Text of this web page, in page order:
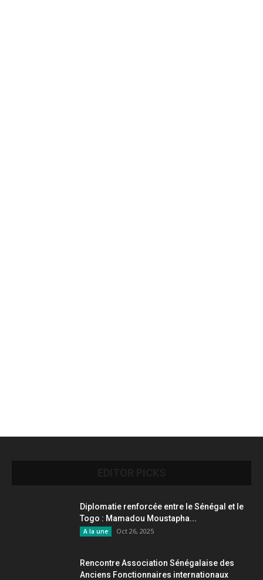
Diplomatie renforcée entre le Sénégal et le
Togo : Mamadou Moustapha...
A la une Oct 26, 2025
Rencontre Association Sénégalaise des
Anciens Fonctionnaires internationaux